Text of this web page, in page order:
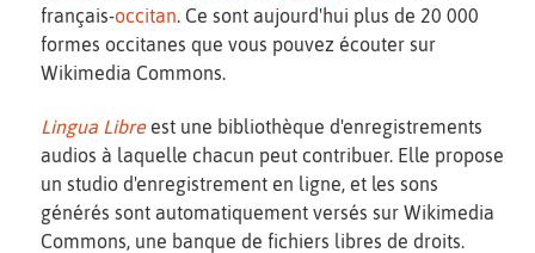
français-occitan. Ce sont aujourd'hui plus de 20 000
formes occitanes que vous pouvez écouter sur
Wikimedia Commons.
Lingua Libreest une bibliothèque d'enregistrements
audios à laquelle chacun peut contribuer. Elle propose
un studio d'enregistrement en ligne, et les sons
générés sont automatiquement versés sur Wikimedia
Commons, une banque de fichiers libres de droits.